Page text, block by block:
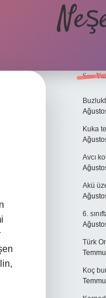
Son
Kuka
Avcı
Akü
6.
Türk
Koç
ilbet mobil giriş en iyi